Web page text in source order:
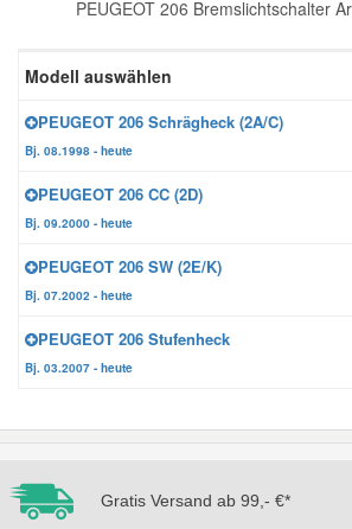
PEUGEOT 206 Bremslichtschalter
Modell auswählen
PEUGEOT 206 Schrägheck (2A/C)
Bj. 08.1998 - heute
PEUGEOT 206 CC (2D)
Bj. 09.2000 - heute
PEUGEOT 206 SW (2E/K)
Bj. 07.2002 - heute
PEUGEOT 206 Stufenheck
Bj. 03.2007 - heute
Gratis Versand ab 99,- €*
Zündanlage und Glühanlage
Jeep Ersatzteile
Kia Ersatzteile
Lancia Ersatzteile